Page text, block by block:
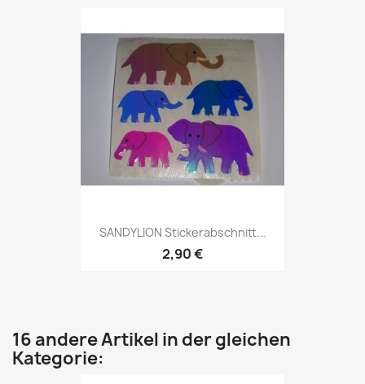
SANDYLION Stickerabschnitt...
2,90 €
16 andere Artikel in der gleichen
Kategorie: